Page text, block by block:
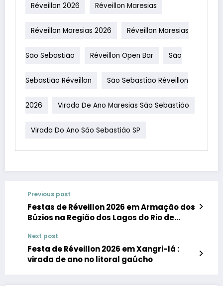
Réveillon 2026 Réveillon Maresias
Réveillon Maresias 2026 Réveillon Maresias
São Sebastião Réveillon Open Bar São
Sebastião Réveillon São Sebastião Réveillon
2026 Virada De Ano Maresias São Sebastião
Virada Do Ano São Sebastião SP
Previous post
Festas de Réveillon 2026 em Armação dos
Búzios na Região dos Lagos do Rio de
Next post
Festa de Réveillon 2026 em Xangri-lá :
virada de ano no litoral gaúcho